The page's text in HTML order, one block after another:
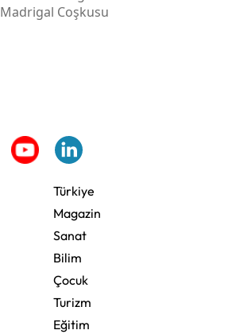
Madrigal Coşkusu
Türkiye
Magazin
Sanat
Bilim
Çocuk
Turizm
Eğitim